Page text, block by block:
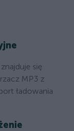
się
MP3 z
ładowania